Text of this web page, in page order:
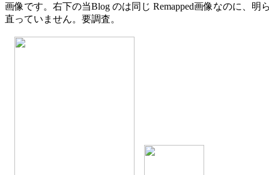
画像です。右下の当Blog のは同じ Remapped画像なのに、明
直っていません。要調査。